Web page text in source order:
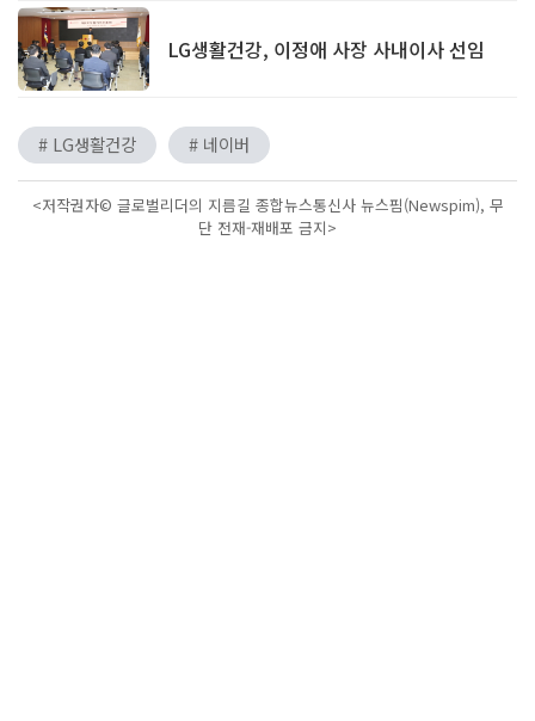
LG생활건강, 이정애 사장 사내이사 선임
# LG생활건강 # 네이버
<저작권자© 글로벌리더의 지름길 종합뉴스통신사 뉴스핌(Newspim), 무
단 전재-재배포 금지>